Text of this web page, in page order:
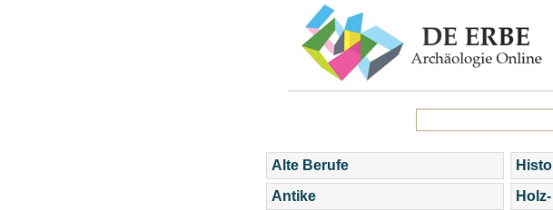
Alte Berufe
Antike